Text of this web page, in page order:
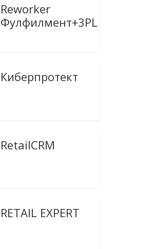
Reworker
Фулфилмент+3PL
Киберпротект
RetailCRM
RETAIL EXPERT